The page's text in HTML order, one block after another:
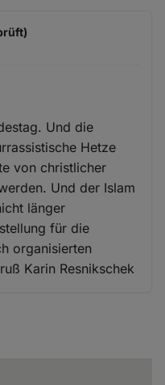
Und die
Hetze
von christlicher
Und der Islam
länger
für die
organisierten
Karin Resnikschek